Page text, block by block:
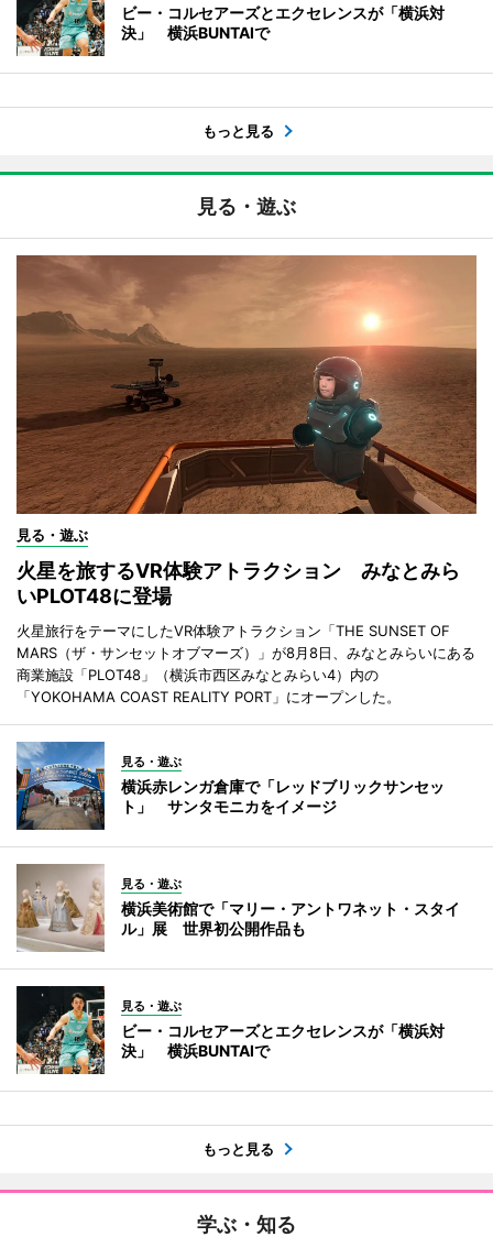
ビー・コルセアーズとエクセレンスが「横浜対
決」 横浜BUNTAIで
もっと見る
見る・遊ぶ
見る・遊ぶ
火星を旅するVR体験アトラクション みなとみら
いPLOT48に登場
火星旅行をテーマにしたVR体験アトラクション「THE SUNSET OF
MARS（ザ・サンセットオブマーズ）」が8月8日、みなとみらいにある
商業施設「PLOT48」（横浜市西区みなとみらい4）内の
「YOKOHAMA COAST REALITY PORT」にオープンした。
見る・遊ぶ
横浜赤レンガ倉庫で「レッドブリックサンセッ
ト」 サンタモニカをイメージ
見る・遊ぶ
横浜美術館で「マリー・アントワネット・スタイ
ル」展 世界初公開作品も
見る・遊ぶ
ビー・コルセアーズとエクセレンスが「横浜対
決」 横浜BUNTAIで
もっと見る
学ぶ・知る